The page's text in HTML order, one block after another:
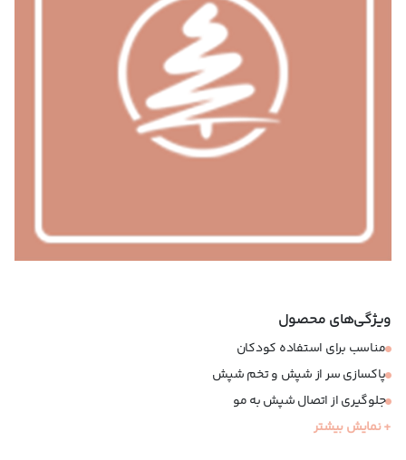
ویژگی‌های محصول
مناسب برای استفاده کودکان
پاکسازی سر از شپش و تخم شپش
جلوگیری از اتصال شپش به مو
تسکین دهنده خارش کف سر
+ نمایش بیشتر